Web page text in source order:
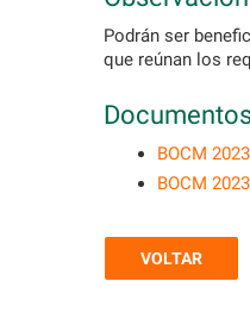
Podrán ser
que reúnan los
BOCM
BOCM
VOLTAR